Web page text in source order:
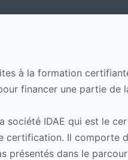
à la formation
financer une partie de
société IDAE qui est le
certification. Il comporte
présentés dans le